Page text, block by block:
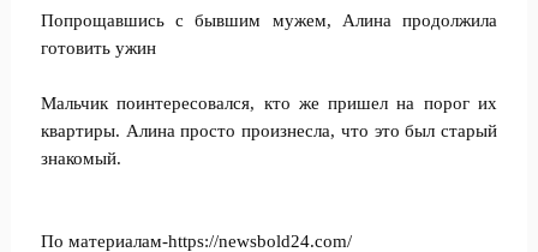
Попрощавшись с бывшим мужем, Алина продолжила
готовить ужин
Мальчик поинтересовался, кто же пришел на порог их
квартиры. Алина просто произнесла, что это был старый
знакомый.
По материалам-https://newsbold24.com/